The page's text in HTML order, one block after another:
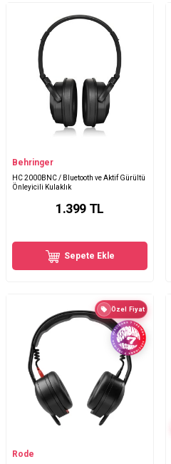
Behringer
HC 2000BNC / Bluetooth ve Aktif Gürültü
Önleyicili Kulaklık
1.399 TL
Sepete Ekle
Özel Fiyat
Rode